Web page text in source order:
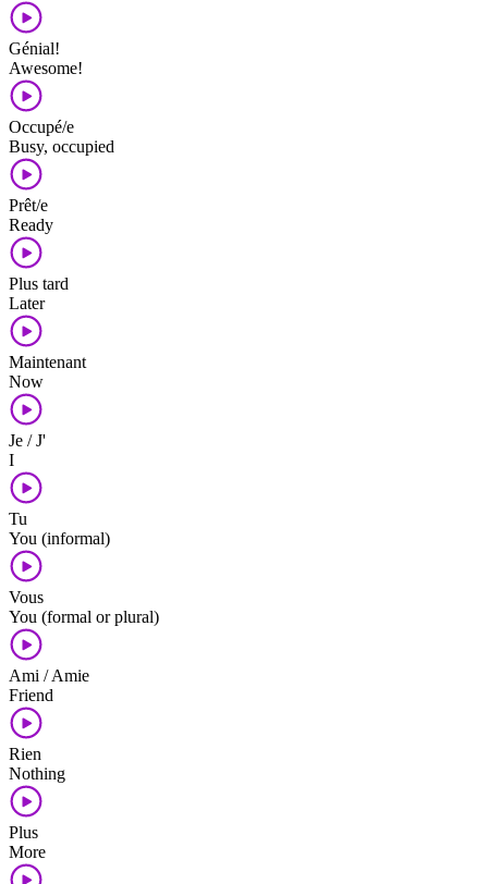
Génial!
Awesome!
Occupé/e
Busy, occupied
Prêt/e
Ready
Plus tard
Later
Maintenant
Now
Je / J'
I
Tu
You (informal)
Vous
You (formal or plural)
Ami / Amie
Friend
Rien
Nothing
Plus
More